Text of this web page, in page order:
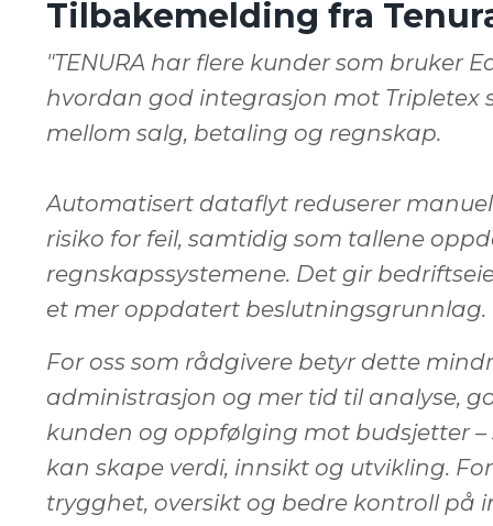
Tilbakemelding fra
"TENURA har flere kunder som bruker
hvordan god integrasjon mot Tripletex
mellom salg, betaling og regnskap.
Automatisert dataflyt reduserer
risiko for feil, samtidig som tallene
regnskapssystemene. Det gir
et mer oppdatert beslutningsgrunnlag.
For oss som rådgivere betyr dette
administrasjon og mer tid til analyse,
kunden og oppfølging mot budsjetter –
kan skape verdi, innsikt og utvikling.
trygghet, oversikt og bedre kontroll på